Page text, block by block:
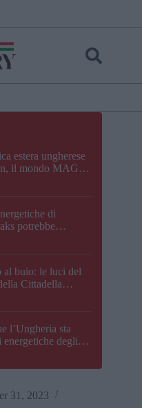
estera ungherese
il mondo MAGA,
di
potrebbe
al buio: le luci del
Cittadella
l’Ungheria sta
degli
31, 2023